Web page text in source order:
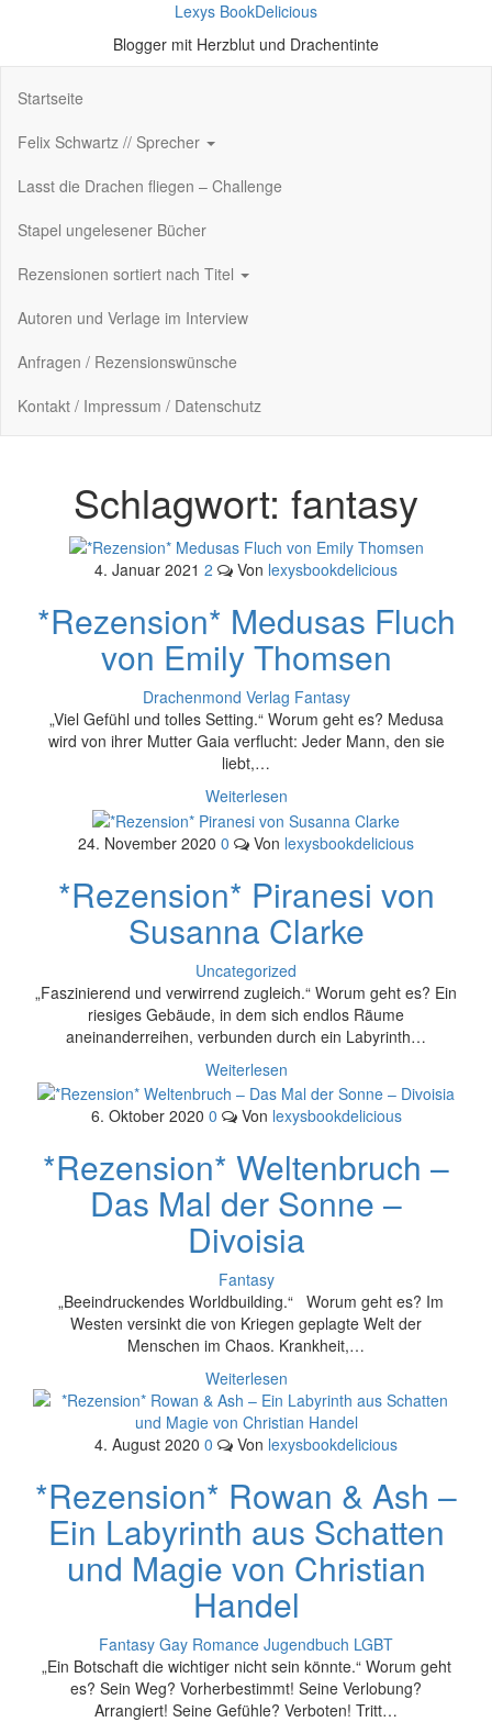
Lexys BookDelicious
Blogger mit Herzblut und Drachentinte
Startseite
Felix Schwartz // Sprecher
Lasst die Drachen fliegen – Challenge
Stapel ungelesener Bücher
Rezensionen sortiert nach Titel
Autoren und Verlage im Interview
Anfragen / Rezensionswünsche
Kontakt / Impressum / Datenschutz
Schlagwort: fantasy
4. Januar 2021 2 Von lexysbookdelicious
*Rezension* Medusas Fluch
von Emily Thomsen
Drachenmond Verlag Fantasy
„Viel Gefühl und tolles Setting.“ Worum geht es? Medusa
wird von ihrer Mutter Gaia verflucht: Jeder Mann, den sie
liebt,…
Weiterlesen
24. November 2020 0 Von lexysbookdelicious
*Rezension* Piranesi von
Susanna Clarke
Uncategorized
„Faszinierend und verwirrend zugleich.“ Worum geht es? Ein
riesiges Gebäude, in dem sich endlos Räume
aneinanderreihen, verbunden durch ein Labyrinth…
Weiterlesen
6. Oktober 2020 0 Von lexysbookdelicious
*Rezension* Weltenbruch –
Das Mal der Sonne –
Divoisia
Fantasy
„Beeindruckendes Worldbuilding.“ Worum geht es? Im
Westen versinkt die von Kriegen geplagte Welt der
Menschen im Chaos. Krankheit,…
Weiterlesen
4. August 2020 0 Von lexysbookdelicious
*Rezension* Rowan & Ash –
Ein Labyrinth aus Schatten
und Magie von Christian
Handel
Fantasy Gay Romance Jugendbuch LGBT
„Ein Botschaft die wichtiger nicht sein könnte.“ Worum geht
es? Sein Weg? Vorherbestimmt! Seine Verlobung?
Arrangiert! Seine Gefühle? Verboten! Tritt…